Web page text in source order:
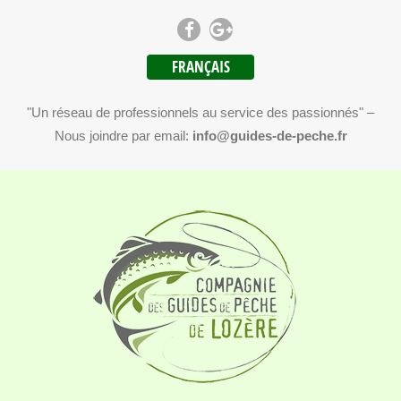
FRANÇAIS
"Un réseau de professionnels au service des passionnés" –
Nous joindre par email: info@guides-de-peche.fr